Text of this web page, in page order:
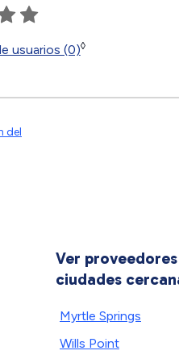
usuarios (0)◊
del
Ver
ciudades
Myrtle Springs
Wills Point